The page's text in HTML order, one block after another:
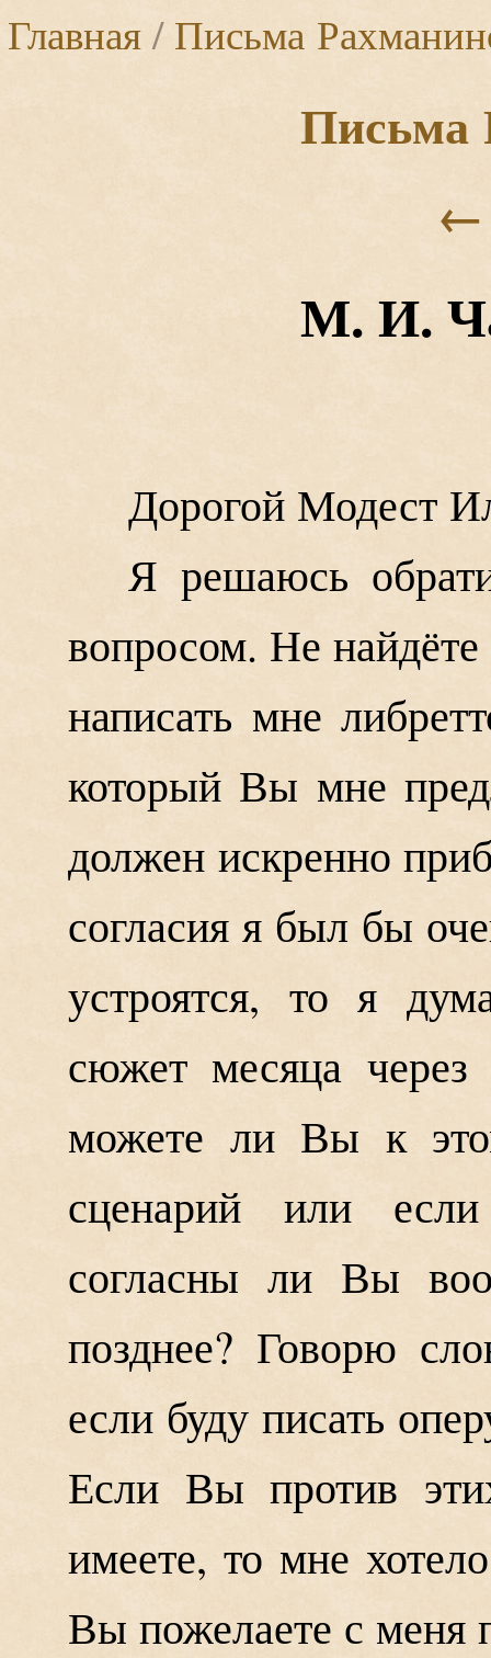
Главная/Письма
Письма
←
М. И.
Дорогой Модест
Я решаюсь
вопросом. Не
написать мне
который Вы мне
должен искренно
согласия я был бы
устроятся, то я
сюжет месяца
можете ли Вы к
сценарий или
согласны ли Вы
позднее? Говорю
если буду писать
Если Вы против
имеете, то мне
Вы пожелаете с меня